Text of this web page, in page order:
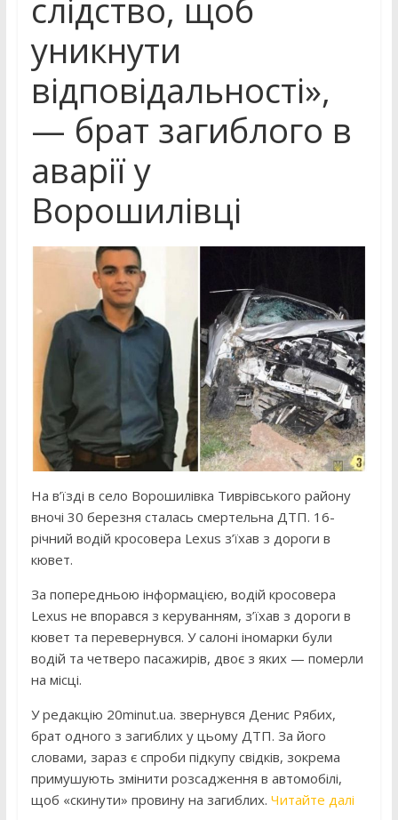
слідство, щоб
уникнути
відповідальності»,
— брат загиблого в
аварії у
Ворошилівці
На в’їзді в село Ворошилівка Тиврівського району
вночі 30 березня сталась смертельна ДТП. 16-
річний водій кросовера Lexus з’їхав з дороги в
кювет.
За попередньою інформацією, водій кросовера
Lexus не впорався з керуванням, з’їхав з дороги в
кювет та перевернувся. У салоні іномарки були
водій та четверо пасажирів, двоє з яких — померли
на місці.
У редакцію 20minut.ua. звернувся Денис Рябих,
брат одного з загиблих у цьому ДТП. За його
словами, зараз є спроби підкупу свідків, зокрема
примушують змінити розсадження в автомобілі,
щоб «скинути» провину на загиблих. Читайте далі